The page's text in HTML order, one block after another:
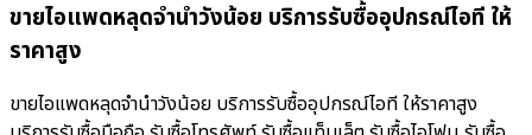
ขายไอแพดหลุดจำนำวังน้อย บริการรับซื้ออุปกรณ์ไอที ให้
ราคาสูง
ขายไอแพดหลุดจำนำวังน้อย บริการรับซื้ออุปกรณ์ไอที ให้ราคาสูง